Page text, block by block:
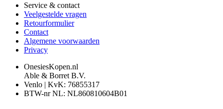
Service & contact
Veelgestelde vragen
Retourformulier
Contact
Algemene voorwaarden
Privacy
OnesiesKopen.nl
Able & Borret B.V.
Venlo | KvK: 76855317
BTW-nr NL: NL860810604B01